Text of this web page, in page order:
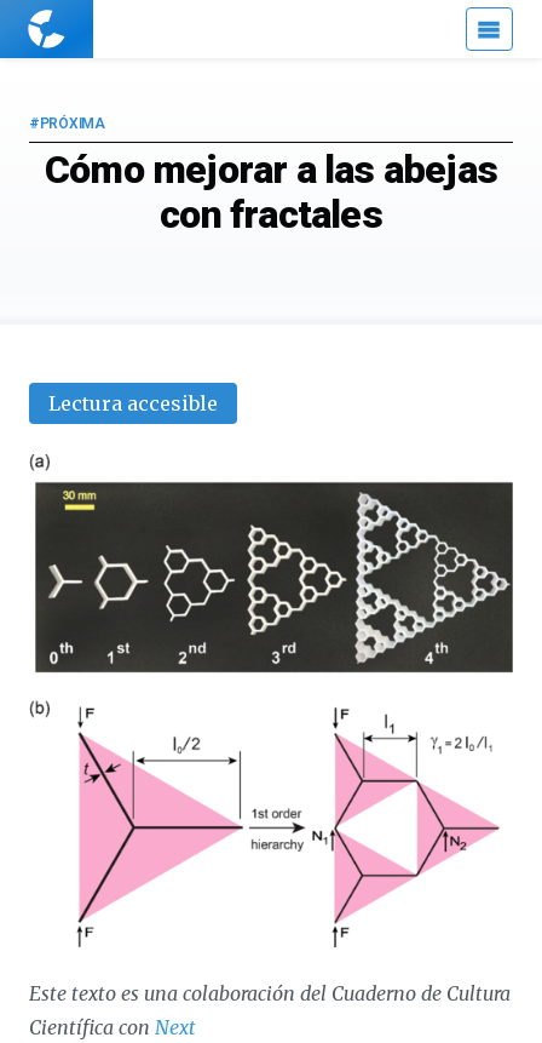
Cuaderno
Cómo mejorar a las abejas
con fractales
#PRÓXIMA
Lectura accesible
Este texto es una colaboración del Cuaderno de Cultura
Científica con Next